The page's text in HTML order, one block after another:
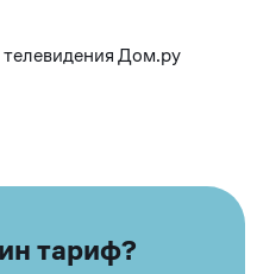
Дом.ру
тариф?